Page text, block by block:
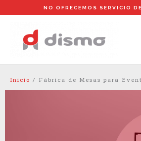
al
NO OFRECEMOS SERVICIO
Inicio / Fábrica de Mesas para